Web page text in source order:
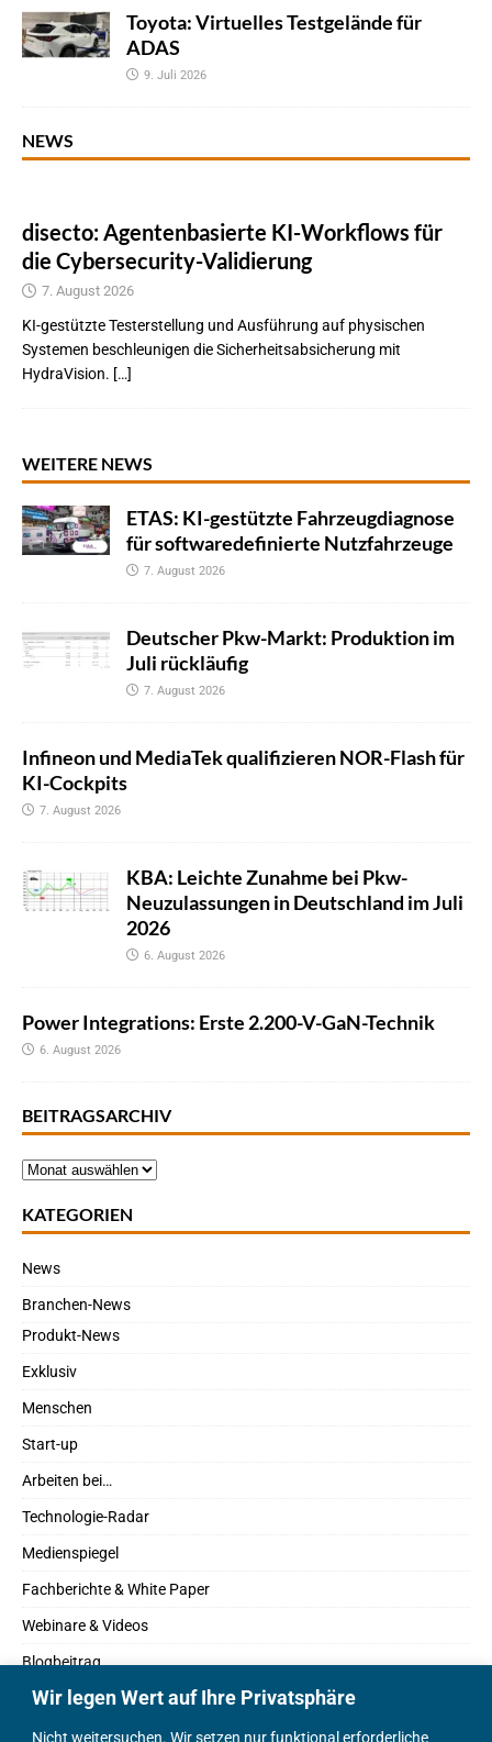
Wir legen Wert auf Ihre Privatsphäre
Nicht weitersuchen. Wir setzen nur funktional erforderliche
Toyota: Virtuelles Testgelände für
ADAS
9. Juli 2026
NEWS
disecto: Agentenbasierte KI-Workflows für
die Cybersecurity-Validierung
7. August 2026
KI-gestützte Testerstellung und Ausführung auf physischen
Systemen beschleunigen die Sicherheitsabsicherung mit
HydraVision. […]
WEITERE NEWS
ETAS: KI-gestützte Fahrzeugdiagnose
für softwaredefinierte Nutzfahrzeuge
7. August 2026
Deutscher Pkw-Markt: Produktion im
Juli rückläufig
7. August 2026
Infineon und MediaTek qualifizieren NOR-Flash für
KI-Cockpits
7. August 2026
KBA: Leichte Zunahme bei Pkw-
Neuzulassungen in Deutschland im Juli
2026
6. August 2026
Power Integrations: Erste 2.200-V-GaN-Technik
6. August 2026
BEITRAGSARCHIV
KATEGORIEN
News
Branchen-News
Produkt-News
Exklusiv
Menschen
Start-up
Arbeiten bei…
Technologie-Radar
Medienspiegel
Fachberichte & White Paper
Webinare & Videos
Blogbeitrag
Fachbücher
Marktreport